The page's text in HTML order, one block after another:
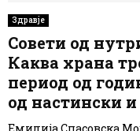
Здравје
Совети од
Каква храна
период од
од настински